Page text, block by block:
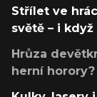
Střílet ve
světě – i
Hrůza
herní horory?